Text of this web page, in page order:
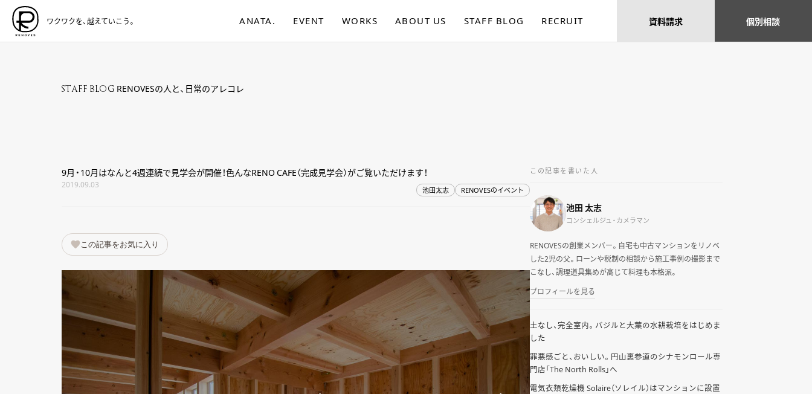
ワクワクを、越えていこう。 ANATA. EVENT WORKS ABOUT US STAFF BLOG RECRUIT 資料請求 個別相談
STAFF BLOG RENOVESの人と、日常のアレコレ
9月・10月はなんと4週連続で見学会が開催！色んなRENO CAFE（完成見学会）がご覧いただけます！
2019.09.03
池田太志 RENOVESのイベント
この記事をお気に入り
この記事を書いた人
池田 太志
コンシェルジュ・カメラマン
RENOVESの創業メンバー。自宅も中古マンションをリノベ
した2児の父。ローンや税制の相談から施工事例の撮影まで
こなし、調理道具集めが高じて料理も本格派。
プロフィールを見る
土なし、完全室内。バジルと大葉の水耕栽培をはじめま
した
罪悪感ごと、おいしい。円山裏参道のシナモンロール専
門店「The North Rolls」へ
電気衣類乾燥機 Solaire（ソレイル）はマンションに設置